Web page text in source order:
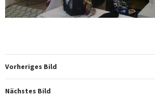
Vorheriges Bild
Nächstes Bild